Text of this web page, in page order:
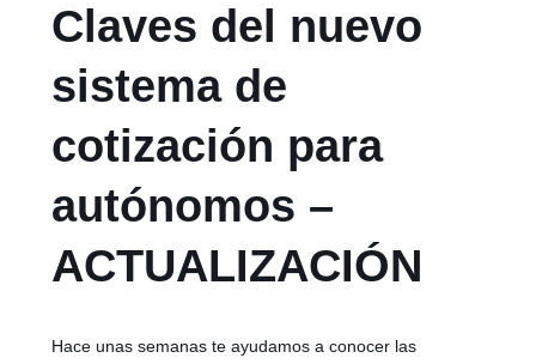
Claves del nuevo
sistema de
cotización para
autónomos –
ACTUALIZACIÓN
Hace unas semanas te ayudamos a conocer las